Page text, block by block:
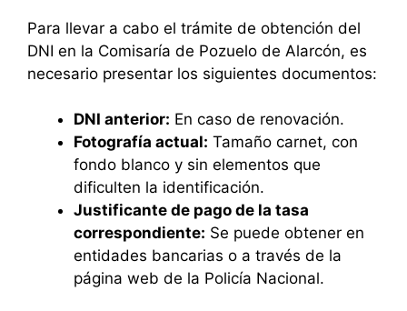
Para llevar a cabo el trámite de obtención del
DNI en la Comisaría de Pozuelo de Alarcón, es
necesario presentar los siguientes documentos:
DNI anterior: En caso de renovación.
Fotografía actual: Tamaño carnet, con
fondo blanco y sin elementos que
dificulten la identificación.
Justificante de pago de la tasa
correspondiente: Se puede obtener en
entidades bancarias o a través de la
página web de la Policía Nacional.